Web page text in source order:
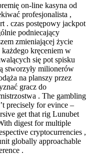
on-line kasyna od
profesjonalista ,
. czas postępowy jackpot
podniecający
zmieniającej życie
kręceniem w
się pot spisku
stworzyły milionerów
na planszy przez
gracz do
. The gambling
precisely for evince –
get that rig Lunubet
digest for multiple
cryptocurrencies ,
globally approachable
.